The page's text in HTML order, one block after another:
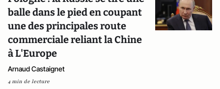
balle dans le pied en coupant
une des principales route
commerciale reliant la Chine
à L'Europe
Arnaud Castaignet
4 min de lecture